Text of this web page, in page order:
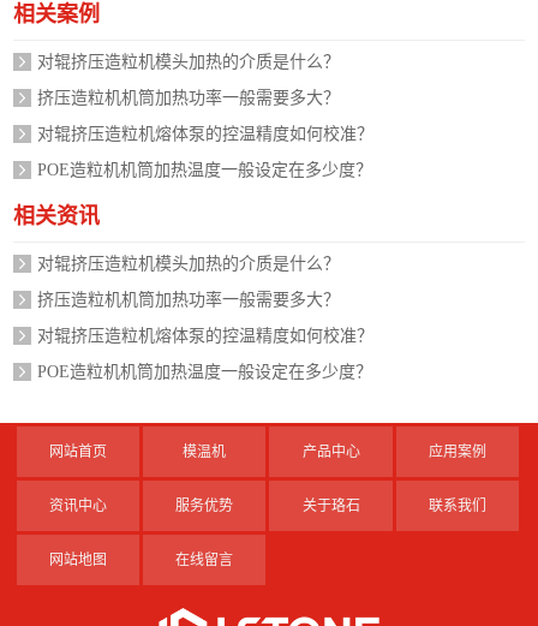
相关案例
对辊挤压造粒机模头加热的介质是什么？
挤压造粒机机筒加热功率一般需要多大？
对辊挤压造粒机熔体泵的控温精度如何校准？
POE造粒机机筒加热温度一般设定在多少度？
相关资讯
对辊挤压造粒机模头加热的介质是什么？
挤压造粒机机筒加热功率一般需要多大？
对辊挤压造粒机熔体泵的控温精度如何校准？
POE造粒机机筒加热温度一般设定在多少度？
网站首页 模温机 产品中心 应用案例
资讯中心 服务优势 关于珞石 联系我们
网站地图 在线留言